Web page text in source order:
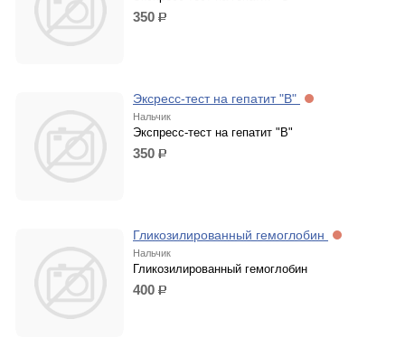
350 р.
Эксресс-тест на гепатит "В"
Нальчик
Экспресс-тест на гепатит "В"
350 р.
Гликозилированный гемоглобин
Нальчик
Гликозилированный гемоглобин
400 р.